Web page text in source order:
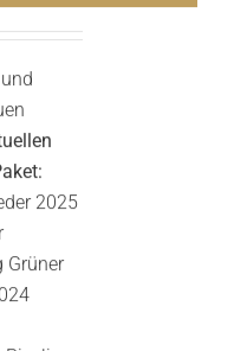
2025
Grüner